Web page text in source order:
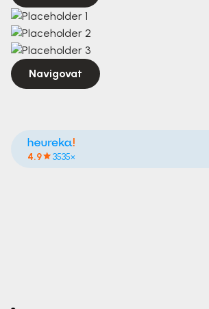
Navigovat
4.9 3535×